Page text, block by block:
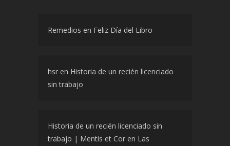
Remedios en Feliz Día del Libro
hsr en Historia de un recién licenciado
sin trabajo
Historia de un recién licenciado sin
trabajo | Mentis et Cor en Las